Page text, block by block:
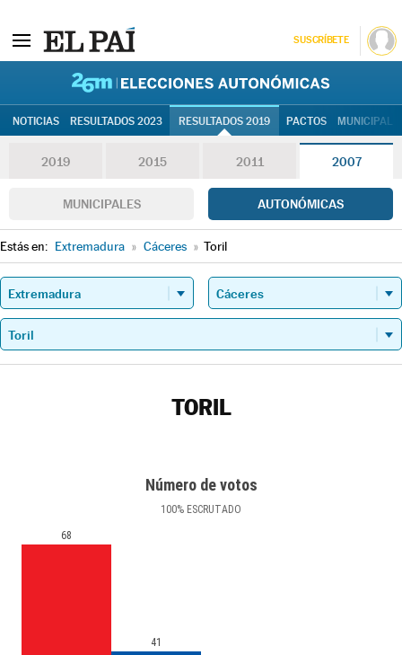
SUSCRÍBETE
NOTICIAS RESULTADOS 2023 RESULTADOS 2019 PACTOS
2019 2015 2011 2007
MUNICIPALES AUTONÓMICAS
Estás en: Extremadura » Cáceres » Toril
TORIL
Número de votos
100% ESCRUTADO
68
41